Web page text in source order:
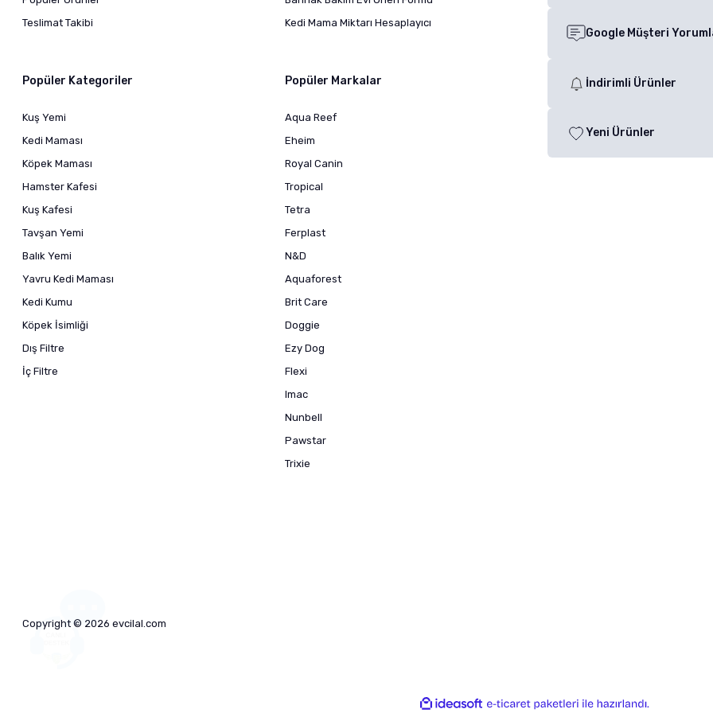
Teslimat Takibi
Kedi Mama Miktarı Hesaplayıcı
Popüler Kategoriler
Kuş Yemi
Kedi Maması
Köpek Maması
Hamster Kafesi
Kuş Kafesi
Tavşan Yemi
Balık Yemi
Yavru Kedi Maması
Kedi Kumu
Köpek İsimliği
Dış Filtre
İç Filtre
Popüler Markalar
Aqua Reef
Eheim
Royal Canin
Tropical
Tetra
Ferplast
N&D
Aquaforest
Brit Care
Doggie
Ezy Dog
Flexi
Imac
Nunbell
Pawstar
Trixie
Google Müşteri
İndirimli Ürünler
Yeni Ürünler
Copyright © 2026 evcilal.com
ideasoft
e-